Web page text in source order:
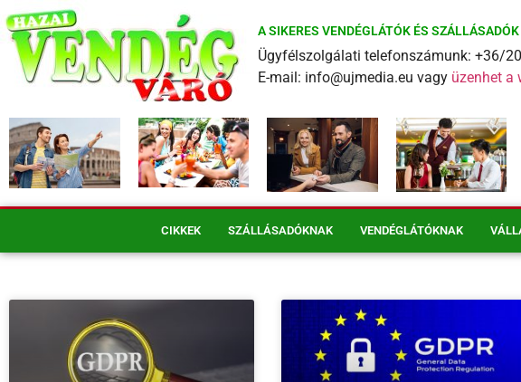
A SIKERES VENDÉGLÁTÓK ÉS
Ügyfélszolgálati telefonszámunk: +36/
E-mail: info@ujmedia.eu vagy üzenhet a
CIKKEK SZÁLLÁSADÓKNAK VENDÉGLÁTÓKNAK